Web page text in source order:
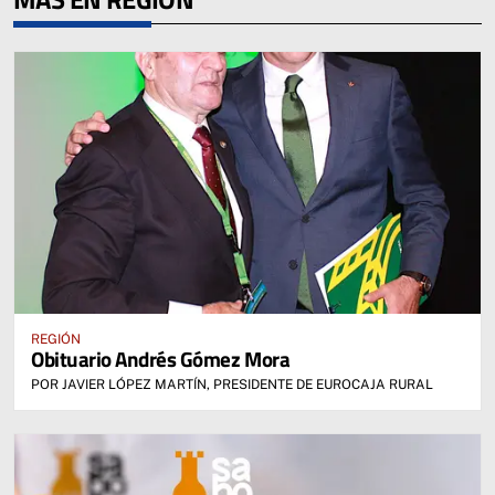
REGIÓN
Obituario Andrés Gómez Mora
POR JAVIER LÓPEZ MARTÍN, PRESIDENTE DE EUROCAJA RURAL